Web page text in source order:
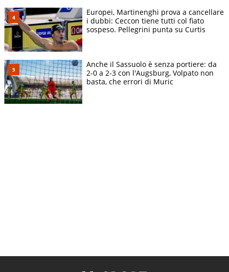
Europei, Martinenghi prova a cancellare
i dubbi: Ceccon tiene tutti col fiato
sospeso. Pellegrini punta su Curtis
Anche il Sassuolo è senza portiere: da
2-0 a 2-3 con l'Augsburg, Volpato non
basta, che errori di Muric